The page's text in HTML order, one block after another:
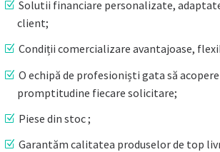
Solutii financiare personalizate,
client;
Condiții comercializare avantajoase,
O echipă de profesioniști gata să acopere
promptitudine fiecare solicitare;
Piese din stoc ;
Garantăm calitatea produselor de top